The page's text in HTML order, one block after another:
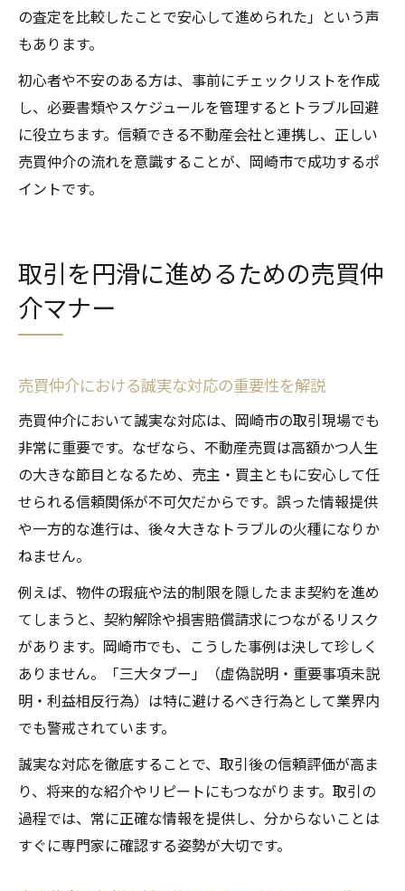
の査定を比較したことで安心して進められた」という声
もあります。
初心者や不安のある方は、事前にチェックリストを作成
し、必要書類やスケジュールを管理するとトラブル回避
に役立ちます。信頼できる不動産会社と連携し、正しい
売買仲介の流れを意識することが、岡崎市で成功するポ
イントです。
取引を円滑に進めるための売買仲
介マナー
売買仲介における誠実な対応の重要性を解説
売買仲介において誠実な対応は、岡崎市の取引現場でも
非常に重要です。なぜなら、不動産売買は高額かつ人生
の大きな節目となるため、売主・買主ともに安心して任
せられる信頼関係が不可欠だからです。誤った情報提供
や一方的な進行は、後々大きなトラブルの火種になりか
ねません。
例えば、物件の瑕疵や法的制限を隠したまま契約を進め
てしまうと、契約解除や損害賠償請求につながるリスク
があります。岡崎市でも、こうした事例は決して珍しく
ありません。「三大タブー」（虚偽説明・重要事項未説
明・利益相反行為）は特に避けるべき行為として業界内
でも警戒されています。
誠実な対応を徹底することで、取引後の信頼評価が高ま
り、将来的な紹介やリピートにもつながります。取引の
過程では、常に正確な情報を提供し、分からないことは
すぐに専門家に確認する姿勢が大切です。